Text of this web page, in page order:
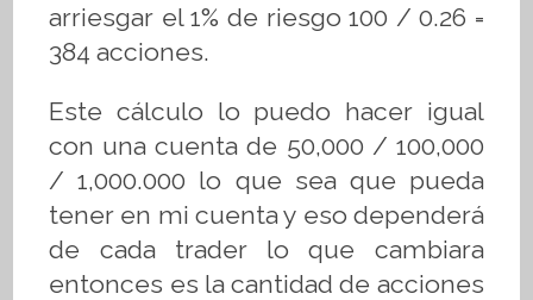
arriesgar el 1% de riesgo 100 / 0.26 =
384 acciones.
Este cálculo lo puedo hacer igual
con una cuenta de 50,000 / 100,000
/ 1,000.000 lo que sea que pueda
tener en mi cuenta y eso dependerá
de cada trader lo que cambiara
entonces es la cantidad de acciones